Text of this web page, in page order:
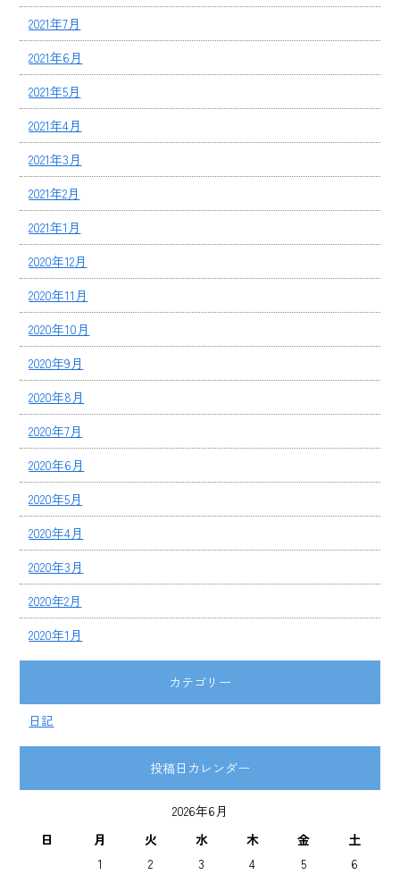
2021年7月
2021年6月
2021年5月
2021年4月
2021年3月
2021年2月
2021年1月
2020年12月
2020年11月
2020年10月
2020年9月
2020年8月
2020年7月
2020年6月
2020年5月
2020年4月
2020年3月
2020年2月
2020年1月
カテゴリー
日記
投稿日カレンダー
2026年6月
日
月 火 水 木 金
土
1
2 3 4 5
6